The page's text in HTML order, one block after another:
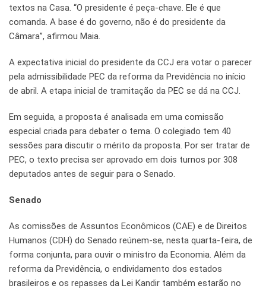
textos na Casa. “O presidente é peça-chave. Ele é que
comanda. A base é do governo, não é do presidente da
Câmara”, afirmou Maia.
A expectativa inicial do presidente da CCJ era votar o parecer
pela admissibilidade PEC da reforma da Previdência no início
de abril. A etapa inicial de tramitação da PEC se dá na CCJ.
Em seguida, a proposta é analisada em uma comissão
especial criada para debater o tema. O colegiado tem 40
sessões para discutir o mérito da proposta. Por ser tratar de
PEC, o texto precisa ser aprovado em dois turnos por 308
deputados antes de seguir para o Senado.
Senado
As comissões de Assuntos Econômicos (CAE) e de Direitos
Humanos (CDH) do Senado reúnem-se, nesta quarta-feira, de
forma conjunta, para ouvir o ministro da Economia. Além da
reforma da Previdência, o endividamento dos estados
brasileiros e os repasses da Lei Kandir também estarão no